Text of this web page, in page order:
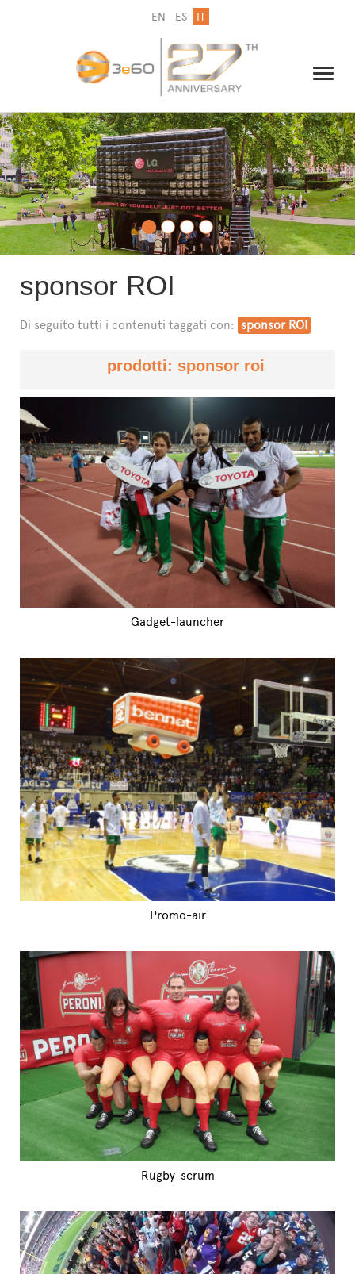
EN ES IT
IL GRUPPO
NEWSLETTER
CONTATTI
sponsor ROI
Di seguito tutti i contenuti taggati con: sponsor ROI
prodotti: sponsor roi
Gadget-launcher
Promo-air
Rugby-scrum